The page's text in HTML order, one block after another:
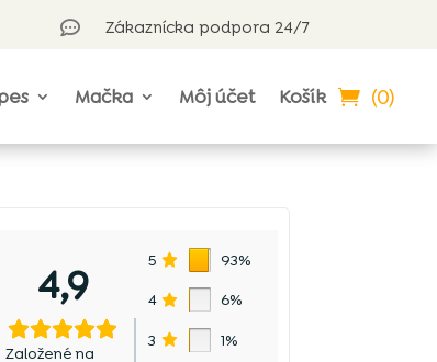
 Zákaznícka podpora 24/7
Mačka Môj účet Košík (0)
4,9
Založené na
5 93%
4 6%
3 1%